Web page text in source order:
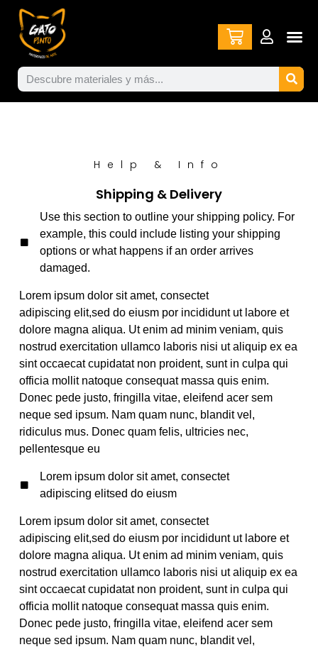
Help & Info
Shipping & Delivery
Use this section to outline your shipping policy. For
example, this could include listing your shipping
options or what happens if an order arrives
damaged.
Lorem ipsum dolor sit amet, consectet
adipiscing elit,sed do eiusm por incididunt ut labore et
dolore magna aliqua. Ut enim ad minim veniam, quis
nostrud exercitation ullamco laboris nisi ut aliquip ex ea
sint occaecat cupidatat non proident, sunt in culpa qui
officia mollit natoque consequat massa quis enim.
Donec pede justo, fringilla vitae, eleifend acer sem
neque sed ipsum. Nam quam nunc, blandit vel,
ridiculus mus. Donec quam felis, ultricies nec,
pellentesque eu
Lorem ipsum dolor sit amet, consectet
adipiscing elitsed do eiusm
Lorem ipsum dolor sit amet, consectet
adipiscing elit,sed do eiusm por incididunt ut labore et
dolore magna aliqua. Ut enim ad minim veniam, quis
nostrud exercitation ullamco laboris nisi ut aliquip ex ea
sint occaecat cupidatat non proident, sunt in culpa qui
officia mollit natoque consequat massa quis enim.
Donec pede justo, fringilla vitae, eleifend acer sem
neque sed ipsum. Nam quam nunc, blandit vel,